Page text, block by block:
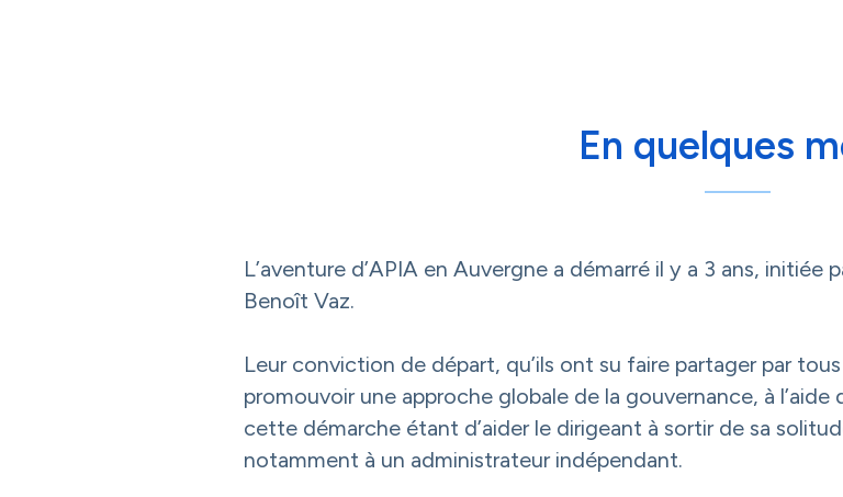
En quelques
L’aventure d’APIA en Auvergne a démarré il y a 3 ans, initiée
Benoît Vaz.
Leur conviction de départ, qu’ils ont su faire partager par
promouvoir une approche globale de la gouvernance, à
cette démarche étant d’aider le dirigeant à sortir de sa
notamment à un administrateur indépendant.